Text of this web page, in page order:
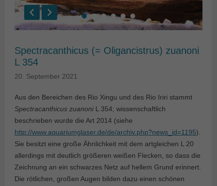
Spectracanthicus (= Oligancistrus) zuanoni
L 354
20. September 2021
Aus den Bereichen des Rio Xingu und des Rio Iriri stammt
Spectracanthicus zuanoniL 354; wissenschaftlich
beschrieben wurde die Art 2014 (siehe
http://www.aquariumglaser.de/de/archiv.php?news_id=1195).
Sie besitzt eine große Ähnlichkeit mit dem artgleichen L 20
allerdings mit deutlich größeren weißen Flecken, so dass die
Zeichnung an ein schwarzes Netz auf hellem Grund erinnert.
Die rötlichen, großen Augen bilden dazu einen schönen